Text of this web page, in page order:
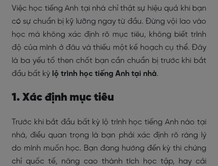
Việc học tiếng Anh tại nhà chỉ thật sự hiệu quả khi bạn
có sự chuẩn bị kỹ lưỡng ngay từ đầu. Đừng vội lao vào
học mà không xác định rõ mục tiêu, không biết trình
độ của mình ở đâu và thiếu một kế hoạch cụ thể. Đây
là ba yếu tố then chốt bạn cần chuẩn bị trước khi bắt
đầu bất kỳ lộ trình học tiếng Anh tại nhà.
1. Xác định mục tiêu
Trước khi bắt đầu bất kỳ lộ trình học tiếng Anh nào tại
nhà, điều quan trọng là bạn phải xác định rõ ràng lý
do mình muốn học. Bạn đang hướng đến kỳ thi chứng
chỉ quốc tế, nâng cao thành tích học tập, hay cải